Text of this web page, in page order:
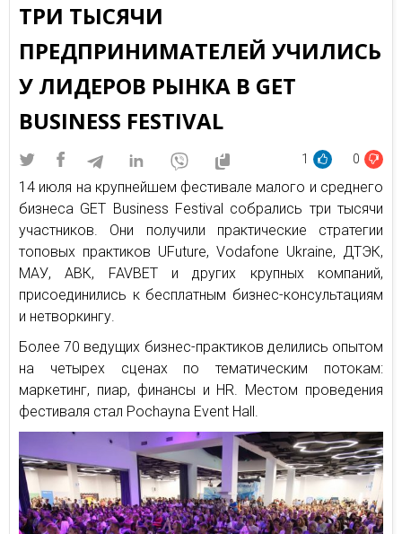
ТРИ ТЫСЯЧИ
ПРЕДПРИНИМАТЕЛЕЙ УЧИЛИСЬ
У ЛИДЕРОВ РЫНКА В GET
BUSINESS FESTIVAL
1 0
14 июля на крупнейшем фестивале малого и среднего
бизнеса GET Business Festival собрались три тысячи
участников. Они получили практические стратегии
топовых практиков UFuture, Vodafone Ukraine, ДТЭК,
МАУ, АВК, FAVBET и других крупных компаний,
присоединились к бесплатным бизнес-консультациям
и нетворкингу.
Более 70 ведущих бизнес-практиков делились опытом
на четырех сценах по тематическим потокам:
маркетинг, пиар, финансы и HR. Местом проведения
фестиваля стал Pochayna Event Hall.